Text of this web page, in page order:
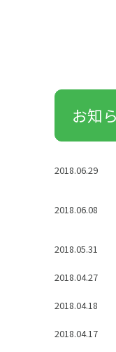
お知
2018.06.29
2018.06.08
2018.05.31
2018.04.27
2018.04.18
2018.04.17